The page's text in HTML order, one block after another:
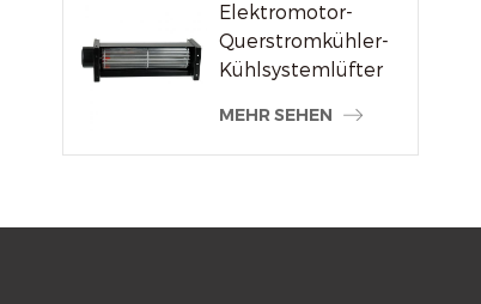
Elektromotor-
Querstromkühler-
Kühlsystemlüfter
MEHR SEHEN